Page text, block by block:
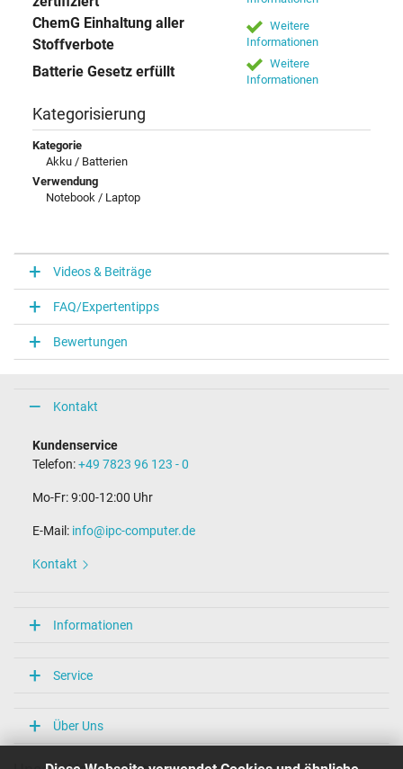
ChemG Einhaltung aller
Stoffverbote
Weitere
Informationen
Batterie Gesetz erfüllt
Weitere
Informationen
Kategorisierung
Kategorie
Akku / Batterien
Verwendung
Notebook / Laptop
Videos & Beiträge
FAQ/Expertentipps
Bewertungen
Kontakt
Kundenservice
Telefon:+49 7823 96 123 - 0
Mo-Fr: 9:00-12:00 Uhr
E-Mail: info@ipc-computer.de
Kontakt
Informationen
Service
Über Uns